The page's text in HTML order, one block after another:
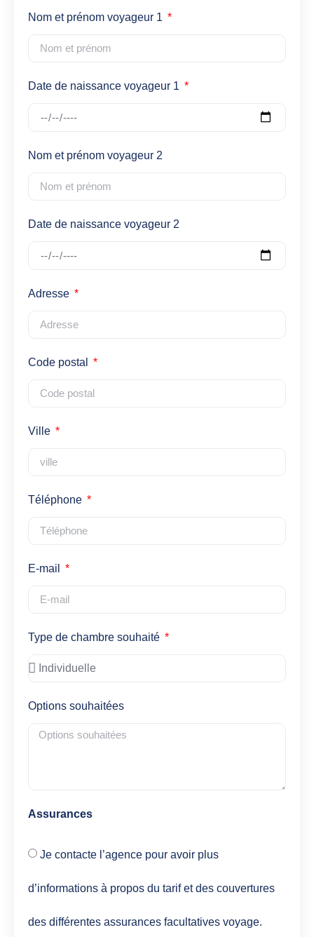
Nom et prénom voyageur 1
Date de naissance voyageur 1
Nom et prénom voyageur 2
Date de naissance voyageur 2
Adresse
Code postal
Ville
Téléphone
E-mail
Type de chambre souhaité
Options souhaitées
Assurances
Je contacte l’agence pour avoir plus
d’informations à propos du tarif et des couvertures
des différentes assurances facultatives voyage.